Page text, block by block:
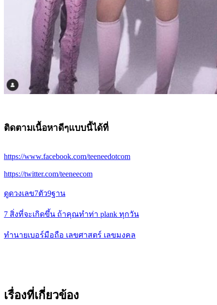
ติดตามเนื้อหาดีๆแบบนี้ได้ที่
https://www.facebook.com/teeneedotcom
https://twitter.com/teeneecom
ดูดวงเลข7ตัว9ฐาน
7 สิ่งที่จะเกิดขึ้น ถ้าคุณทำท่า plank ทุกวัน
ทำนายเบอร์มือถือ เลขศาสตร์ เลขมงคล
เรื่องที่เกี่ยวข้อง